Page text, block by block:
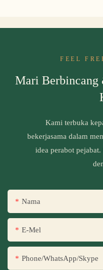
FEEL
Mari Berbincang
Kami terbuka
bekerjasama dalam
idea perabot
Nama
E-Mel
Phone/WhatsApp/Skype